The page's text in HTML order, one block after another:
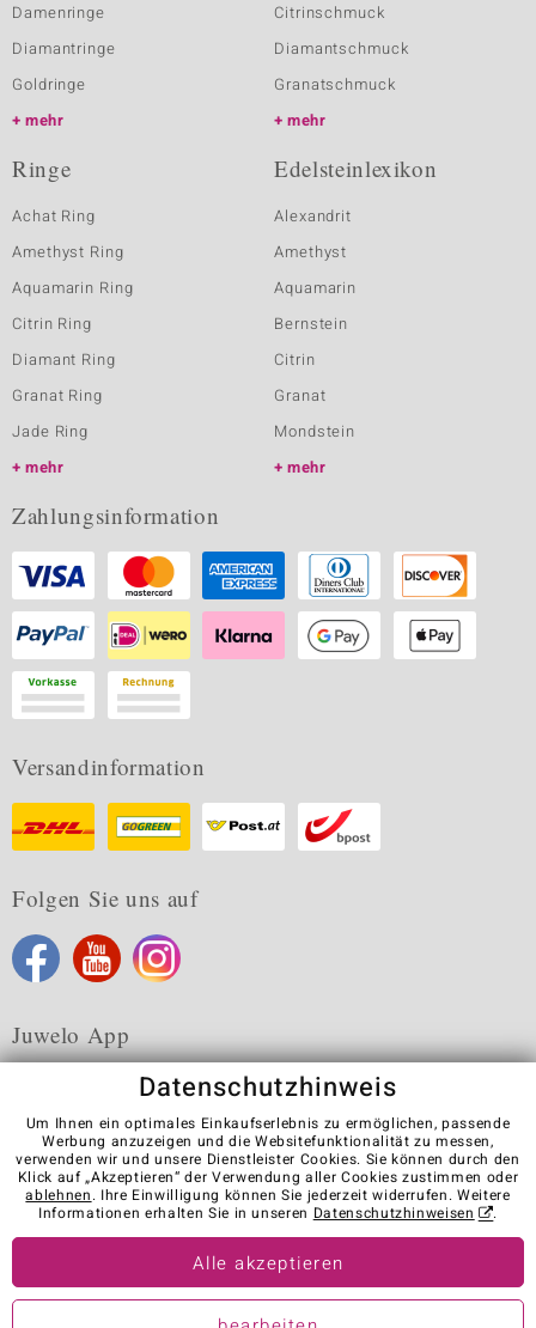
Damenringe
Diamantringe
Goldringe
mehr
Citrinschmuck
Diamantschmuck
Granatschmuck
mehr
Ringe
Achat Ring
Amethyst Ring
Aquamarin Ring
Citrin Ring
Diamant Ring
Granat Ring
Jade Ring
mehr
Edelsteinlexikon
Alexandrit
Amethyst
Aquamarin
Bernstein
Citrin
Granat
Mondstein
mehr
Zahlungsinformation
Versandinformation
Folgen Sie uns auf
Juwelo App
Karriere AGB Datenschutz Cookies
Impressum
Kontakt
Vertrag widerrufen
Visit our stores in other countries:
© Juwelo Deutschland GmbH (ein Tochterunternehmen der elumeo
Datenschutzhinweis
Um Ihnen ein optimales Einkaufserlebnis zu ermöglichen, passende
Werbung anzuzeigen und die Websitefunktionalität zu messen,
verwenden wir und unsere Dienstleister Cookies. Sie können durch den
Klick auf „Akzeptieren“ der Verwendung aller Cookies zustimmen oder
ablehnen. Ihre Einwilligung können Sie jederzeit widerrufen. Weitere
Informationen erhalten Sie in unseren Datenschutzhinweisen .
Alle akzeptieren